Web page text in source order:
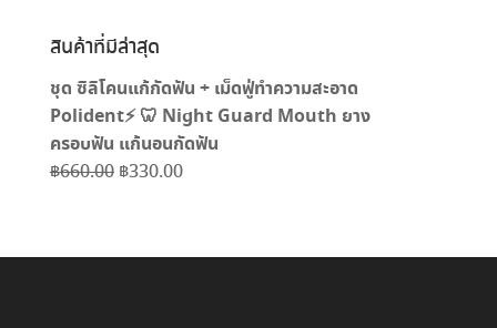
สินค้าที่มีล่าสุด
ชุด ซิลิโคนแก้กัดฟัน + เม็ดฟู่ทำความสะอาด
Polident⚡️ 🦷 Night Guard Mouth ยาง
ครอบฟัน แก้นอนกัดฟัน
฿660.00 Original
฿660.00.
฿330.00Current
฿330.00.